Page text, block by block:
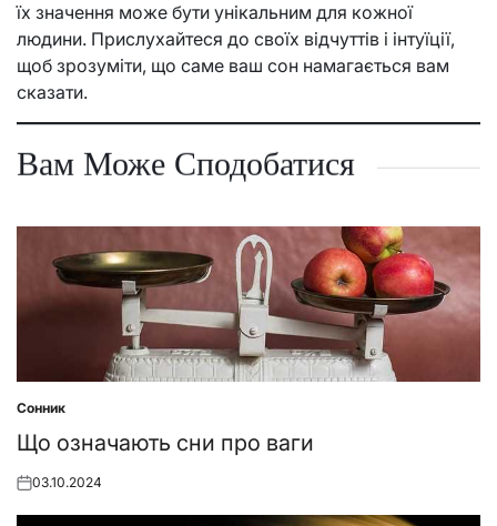
їх значення може бути унікальним для кожної
людини. Прислухайтеся до своїх відчуттів і інтуїції,
щоб зрозуміти, що саме ваш сон намагається вам
сказати.
Вам Може Сподобатися
Posted
in
Сонник
Що означають сни про ваги
Posted
03.10.2024